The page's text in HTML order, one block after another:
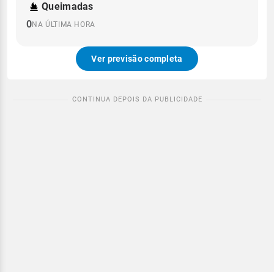
Queimadas
0NA ÚLTIMA HORA
Ver previsão completa